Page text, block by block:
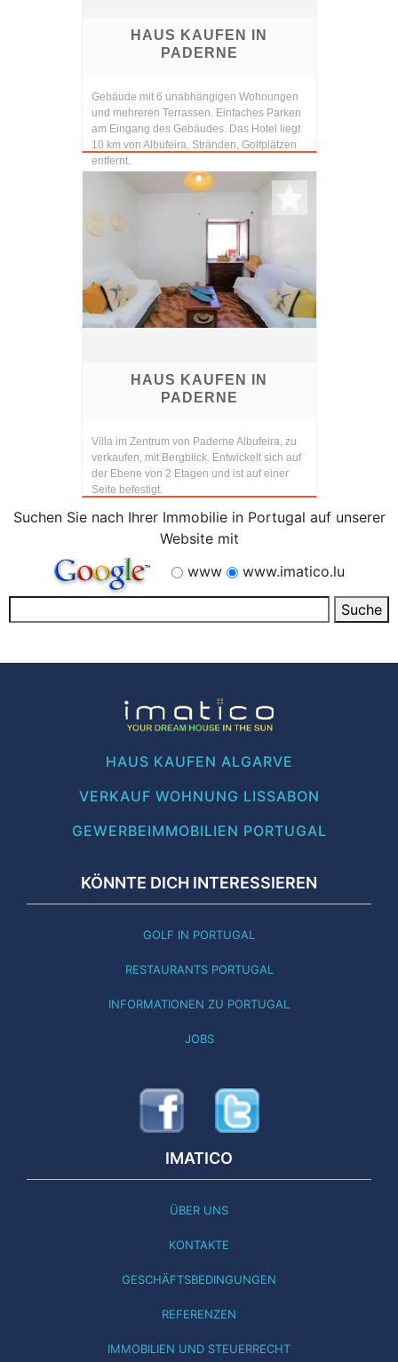
HAUS KAUFEN IN
PADERNE
Gebäude mit 6 unabhängigen Wohnungen
und mehreren Terrassen. Einfaches Parken
am Eingang des Gebäudes. Das Hotel liegt
10 km von Albufeira, Stränden, Golfplätzen
entfernt.
HAUS KAUFEN IN
PADERNE
Villa im Zentrum von Paderne Albufeira, zu
verkaufen, mit Bergblick. Entwickelt sich auf
der Ebene von 2 Etagen und ist auf einer
Seite befestigt.
Suchen Sie nach Ihrer Immobilie in Portugal auf unserer
Website mit
www
www.imatico.lu
HAUS KAUFEN ALGARVE
VERKAUF WOHNUNG LISSABON
GEWERBEIMMOBILIEN PORTUGAL
KÖNNTE DICH INTERESSIEREN
GOLF IN PORTUGAL
RESTAURANTS PORTUGAL
INFORMATIONEN ZU PORTUGAL
JOBS
IMATICO
ÜBER UNS
KONTAKTE
GESCHÄFTSBEDINGUNGEN
REFERENZEN
IMMOBILIEN UND STEUERRECHT